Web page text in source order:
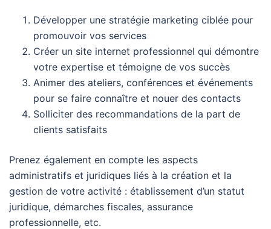
Développer une stratégie marketing ciblée pour
promouvoir vos services
Créer un site internet professionnel qui démontre
votre expertise et témoigne de vos succès
Animer des ateliers, conférences et événements
pour se faire connaître et nouer des contacts
Solliciter des recommandations de la part de
clients satisfaits
Prenez également en compte les aspects
administratifs et juridiques liés à la création et la
gestion de votre activité : établissement d’un statut
juridique, démarches fiscales, assurance
professionnelle, etc.